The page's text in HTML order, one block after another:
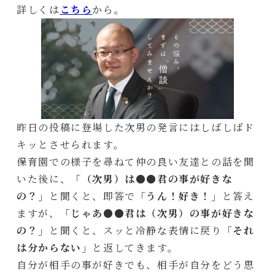
詳しくは こちらから。
昨日の投稿に登場した次男の発言にはしばしばド
キッとさせられます。
保育園での様子を尋ねて仲の良い友達との話を聞
いた後に、
「（次男）は●●君の事が好きな
の？」
と聞くと、即答で 「うん！好き！」
と答え
ますが、
「じゃあ●●君は（次男）の事が好きな
の？」
と聞くと、スッと冷静な表情に戻り
「それ
は分からない」
と返してきます。
自分が相手の事が好きでも、相手が自分をどう思